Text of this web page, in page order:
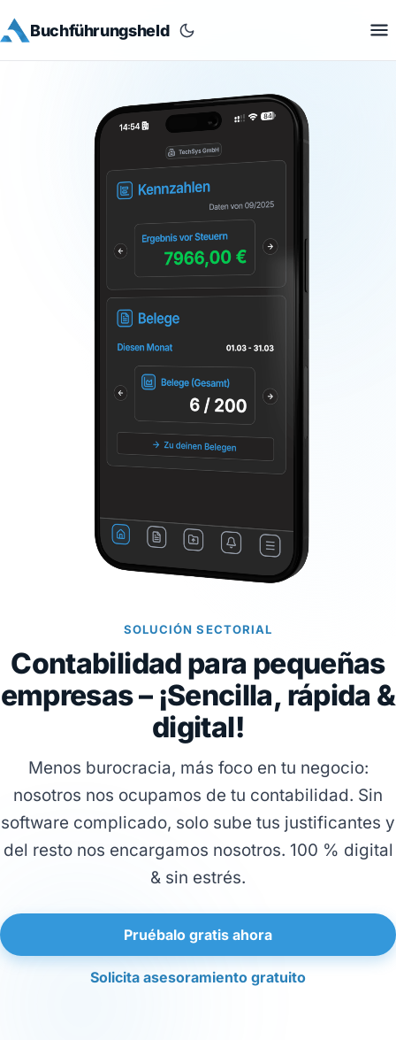
Buchführungsheld
SOLUCIÓN SECTORIAL
Contabilidad para pequeñas
empresas – ¡Sencilla, rápida &
digital!
Menos burocracia, más foco en tu negocio:
nosotros nos ocupamos de tu contabilidad. Sin
software complicado, solo sube tus justificantes y
del resto nos encargamos nosotros. 100 % digital
& sin estrés.
Pruébalo gratis ahora
Solicita asesoramiento gratuito